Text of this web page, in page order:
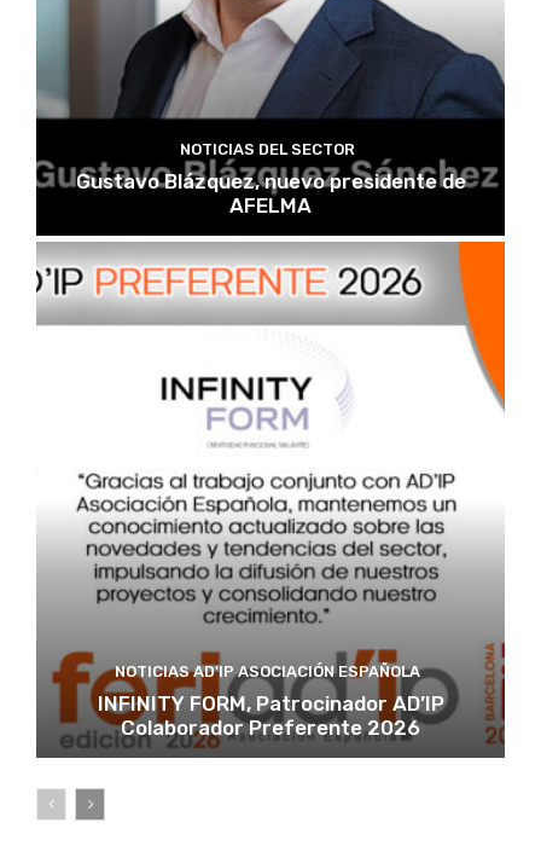
NOTICIAS DEL SECTOR
Gustavo Blázquez, nuevo presidente de
AFELMA
NOTICIAS AD'IP ASOCIACIÓN ESPAÑOLA
INFINITY FORM, Patrocinador AD’IP
Colaborador Preferente 2026